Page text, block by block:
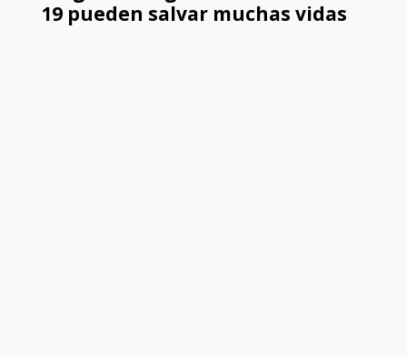
19 pueden salvar muchas vidas